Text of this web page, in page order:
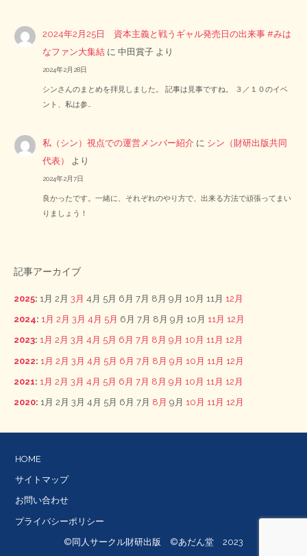
2024年2月25日 資本主義と戦うギャル発売日の出来事 #みは
なファン大集結 に中田賞子 より
2024年2月28日
シンさんのまとめを拝見しました。 記事は見事ですね。 ３／１０のイベ
ント、私は参…
私（シン）視点での運営メンバー紹介 に シン（財研出版共同
代表）
より
2024年2月7日
良かったです。一緒に、それぞれのやり方で、出来る方法で頑張ってまい
りましょう！
記事アーカイブ
2025: 1月 2月 3月 4月 5月 6月 7月 8月 9月 10月 11月 12月
2024: 1月 2月 3月 4月 5月 6月 7月 8月 9月 10月 11月 12月
2023: 1月 2月 3月 4月 5月 6月 7月 8月 9月 10月 11月 12月
2022: 1月 2月 3月 4月 5月 6月 7月 8月 9月 10月 11月 12月
2021: 1月 2月 3月 4月 5月 6月 7月 8月 9月 10月 11月 12月
2020: 1月 2月 3月 4月 5月 6月 7月 8月 9月 10月 11月 12月
HOME
サイトマップ
お問い合わせ
プライバシーポリシー
©同人サークル財研出版 ©あだん堂 2023